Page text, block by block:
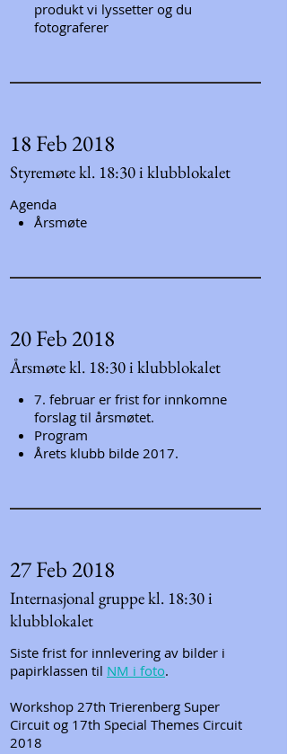
produkt vi lyssetter og du
fotograferer
18 Feb 2018
Styremøte kl. 18:30 i klubblokalet
Agenda
Årsmøte
20 Feb 2018
Årsmøte kl. 18:30 i klubblokalet
7. februar er frist for innkomne
forslag til årsmøtet.
Program
Årets klubb bilde 2017.
27 Feb 2018
Internasjonal gruppe kl. 18:30 i
klubblokalet
Siste frist for innlevering av bilder i
papirklassen til NM i foto.
Workshop 27th Trierenberg Super
Circuit og 17th Special Themes Circuit
2018